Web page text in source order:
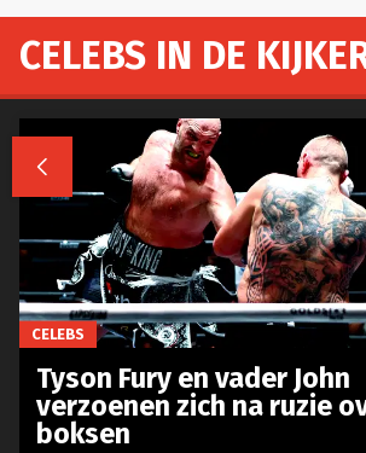
CELEBS IN DE

CELEBS
Tyson Fury en vader John
verzoenen zich na ruzie
boksen